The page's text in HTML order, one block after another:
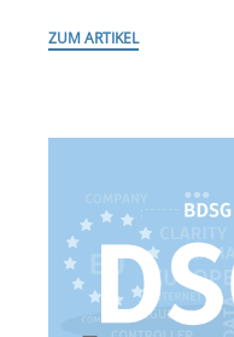
ZUM ARTIKEL